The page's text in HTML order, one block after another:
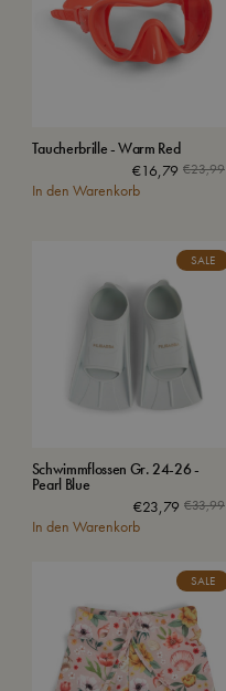
Taucherbrille - Warm Red
€23,99
€16,79
In den Warenkorb
SALE
Schwimmflossen Gr. 24-26 -
Pearl Blue
€33,99
€23,79
In den Warenkorb
SALE